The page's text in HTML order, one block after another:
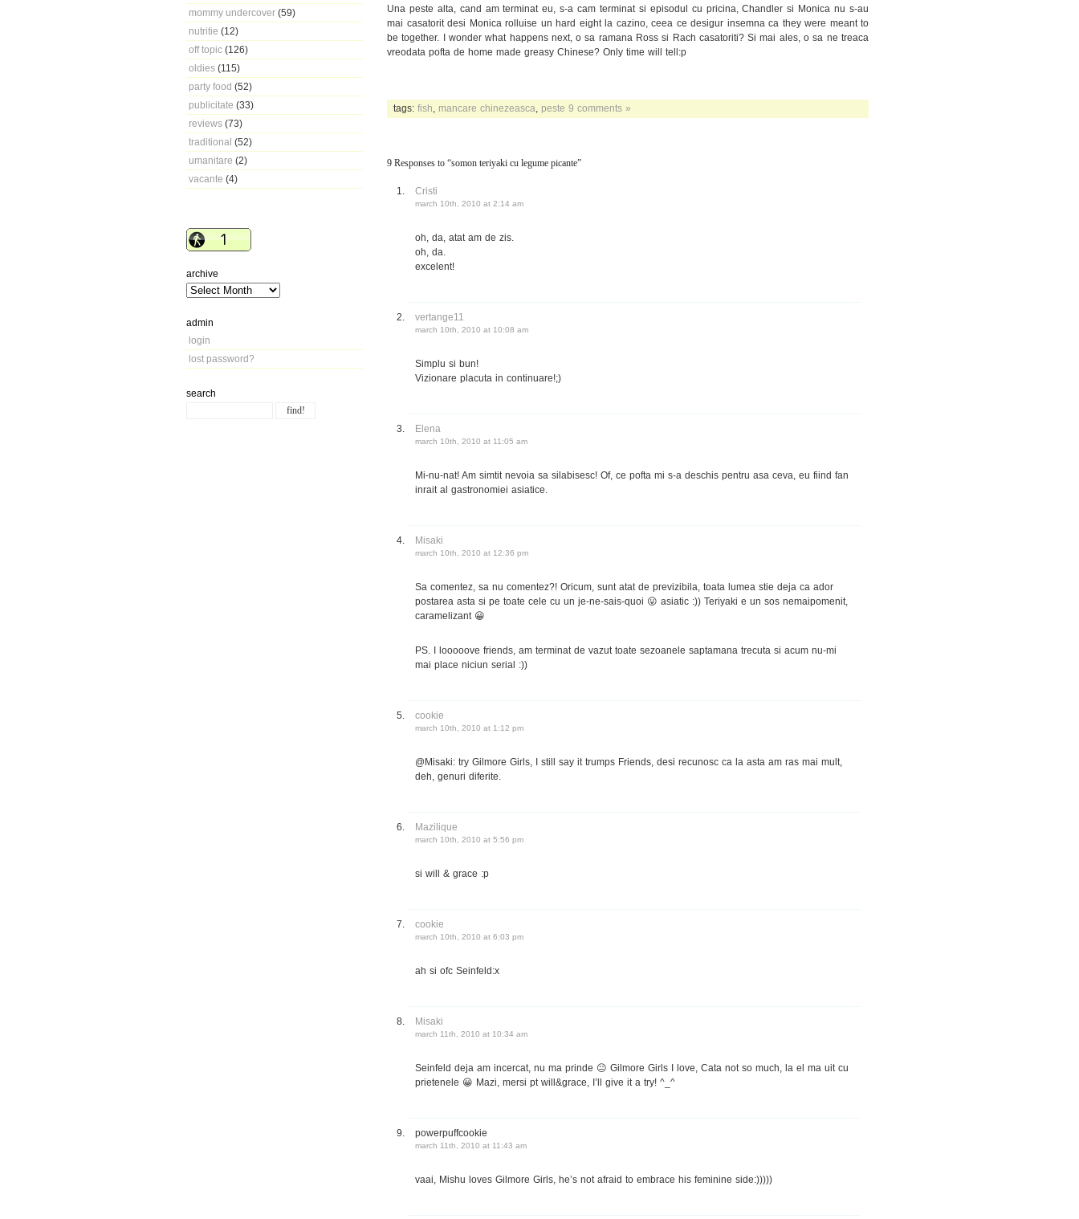
mommy undercover (59)
nutritie (12)
off topic (126)
oldies (115)
party food (52)
publicitate (33)
reviews (73)
traditional (52)
umanitare (2)
vacante (4)
archive
admin
login
lost password?
search
Una peste alta, cand am terminat eu, s-a cam terminat si episodul cu pricina, Chandler si Monica nu s-au
mai casatorit desi Monica rolluise un hard eight la cazino, ceea ce desigur insemna ca they were meant to
be together. I wonder what happens next, o sa ramana Ross si Rach casatoriti? Si mai ales, o sa ne treaca
vreodata pofta de home made greasy Chinese? Only time will tell:p
tags: fish mancare chinezeasca peste 9 comments »
9 Responses to “somon teriyaki cu legume picante”
Cristi
march 10th, 2010 at 2:14 am
oh, da, atat am de zis.
oh, da.
excelent!
vertange11
march 10th, 2010 at 10:08 am
Simplu si bun!
Vizionare placuta in continuare!;)
Elena
march 10th, 2010 at 11:05 am
Mi-nu-nat! Am simtit nevoia sa silabisesc! Of, ce pofta mi s-a deschis pentru asa ceva, eu fiind fan
inrait al gastronomiei asiatice.
Misaki
march 10th, 2010 at 12:36 pm
Sa comentez, sa nu comentez?! Oricum, sunt atat de previzibila, toata lumea stie deja ca ador
postarea asta si pe toate cele cu un je-ne-sais-quoi 😛 asiatic :)) Teriyaki e un sos nemaipomenit,
caramelizant 😀
PS. I looooove friends, am terminat de vazut toate sezoanele saptamana trecuta si acum nu-mi
mai place niciun serial :))
cookie
march 10th, 2010 at 1:12 pm
@Misaki: try Gilmore Girls, I still say it trumps Friends, desi recunosc ca la asta am ras mai mult,
deh, genuri diferite.
Mazilique
march 10th, 2010 at 5:56 pm
si will & grace :p
cookie
march 10th, 2010 at 6:03 pm
ah si ofc Seinfeld:x
Misaki
march 11th, 2010 at 10:34 am
Seinfeld deja am incercat, nu ma prinde 😐 Gilmore Girls I love, Cata not so much, la el ma uit cu
prietenele 😀 Mazi, mersi pt will&grace, I’ll give it a try! ^_^
powerpuffcookie
march 11th, 2010 at 11:43 am
vaai, Mishu loves Gilmore Girls, he’s not afraid to embrace his feminine side:)))))